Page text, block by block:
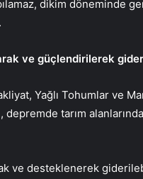
dikim döneminde
ve güçlendirilerek
Yağlı Tohumlar ve
depremde tarım
ve desteklenerek